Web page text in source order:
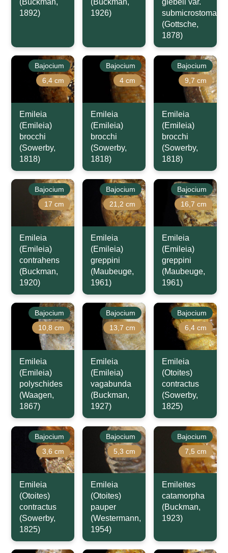
(Buckman,
1892)
(Buckman,
1926)
giebeli var.
submicrostoma
(Gottsche,
1878)
Bajocium
6,4 cm
Emileia
(Emileia)
brocchi
(Sowerby,
1818)
Bajocium
4 cm
Emileia
(Emileia)
brocchi
(Sowerby,
1818)
Bajocium
9,7 cm
Emileia
(Emileia)
brocchi
(Sowerby,
1818)
Bajocium
17 cm
Emileia
(Emileia)
contrahens
(Buckman,
1920)
Bajocium
21,2 cm
Emileia
(Emileia)
greppini
(Maubeuge,
1961)
Bajocium
16,7 cm
Emileia
(Emileia)
greppini
(Maubeuge,
1961)
Bajocium
10,8 cm
Emileia
(Emileia)
polyschides
(Waagen,
1867)
Bajocium
13,7 cm
Emileia
(Emileia)
vagabunda
(Buckman,
1927)
Bajocium
6,4 cm
Emileia
(Otoites)
contractus
(Sowerby,
1825)
Bajocium
3,6 cm
Emileia
(Otoites)
contractus
(Sowerby,
1825)
Bajocium
5,3 cm
Emileia
(Otoites)
pauper
(Westermann,
1954)
Bajocium
7,5 cm
Emileites
catamorpha
(Buckman,
1923)